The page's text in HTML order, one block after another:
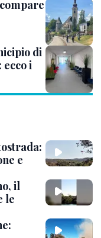
di
i
e
il
le